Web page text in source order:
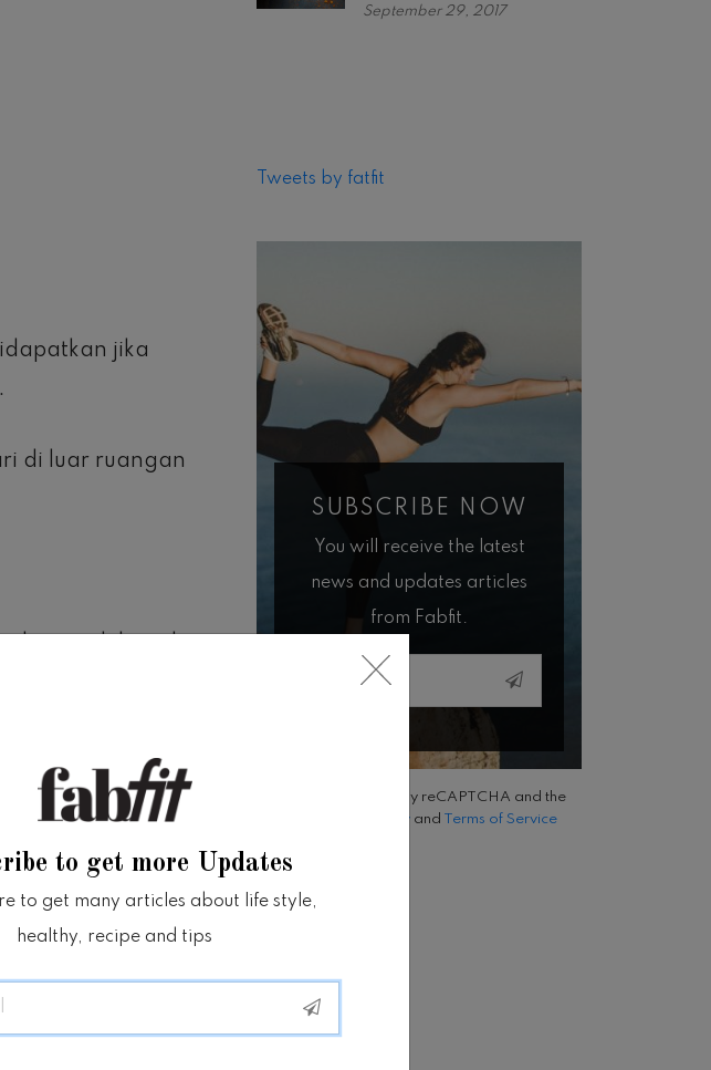
jika
di luar ruangan
oleh waktu
latihan di
mana kamu bisa
bisa
senggang,
September 29, 2017
Tweets by fatfit
SUBSCRIBE NOW
You will receive the latest
news and updates articles
from Fabfit.
This site is protected by reCAPTCHA and the
Privacy Policy and
Terms of Service
to get more Updates
to get many articles about life style,
healthy, recipe and tips